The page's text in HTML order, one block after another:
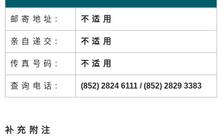
邮寄地址: 不适用
亲自递交: 不适用
传真号码: 不适用
查询电话: (852) 2824 6111 / (852) 2829 3383
补充附注